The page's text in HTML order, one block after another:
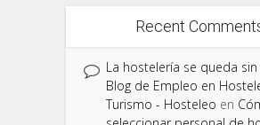
Recent
La hostelería se queda
Blog de Empleo en
Turismo - Hosteleo en